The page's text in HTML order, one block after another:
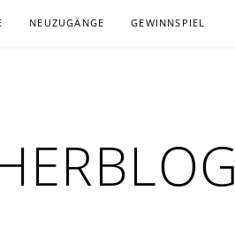
NEUZUGÄNGE GEWINNSPIEL